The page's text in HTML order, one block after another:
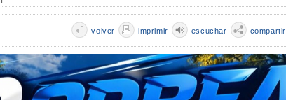
compartir
escuchar
imprimir
volver